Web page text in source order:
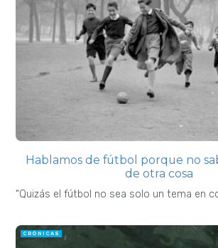
Hablamos de fútbol porque no
de otra cosa
“Quizás el fútbol no sea solo un tema en
CRÓNICAS